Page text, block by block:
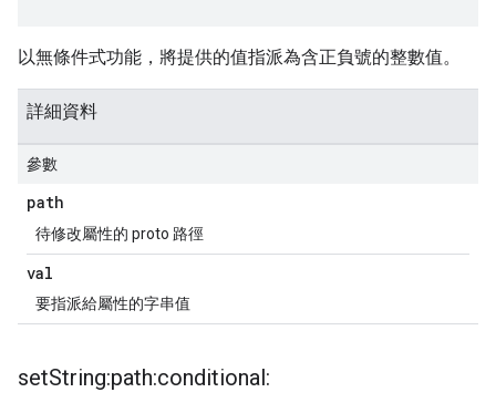
以無條件式功能，將提供的值指派為含正負號的整數值。
詳細資料
參數
path
待修改屬性的 proto 路徑
val
要指派給屬性的字串值
setString:path:conditional: